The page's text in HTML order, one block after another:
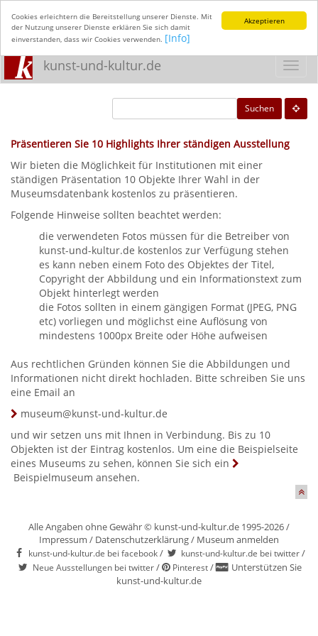
Akzeptieren
Cookies erleichtern die Bereitstellung unserer Dienste. Mit
der Nutzung unserer Dienste erklären Sie sich damit
einverstanden, dass wir Cookies verwenden. [Info]
kunst-und-kultur.de
Suchen
Präsentieren Sie 10 Highlights Ihrer ständigen Ausstellung
Wir bieten die Möglichkeit für Institutionen mit einer
ständigen Präsentation 10 Objekte Ihrer Wahl in der
Museumsdatenbank kostenlos zu präsentieren.
Folgende Hinweise sollten beachtet werden:
die verwendeten Fotos müssen für die Betreiber von
kunst-und-kultur.de kostenlos zur Verfügung stehen
es kann neben einem Foto des Objektes der Titel,
Copyright der Abbildung und ein Informationstext zum
Objekt hinterlegt werden
die Fotos sollten in einem gängigen Format (JPEG, PNG
etc) vorliegen und möglichst eine Auflösung von
mindestens 1000px Breite oder Höhe aufweisen
Aus rechtlichen Gründen können Sie die Abbildungen und
Informationen nicht direkt hochladen. Bitte schreiben Sie uns
eine Email an
museum@kunst-und-kultur.de
und wir setzen uns mit Ihnen in Verbindung. Bis zu 10
Objekten ist der Eintrag kostenlos. Um eine die Beispielseite
eines Museums zu sehen, können Sie sich ein
Beispielmuseum ansehen.
Alle Angaben ohne Gewähr © kunst-und-kultur.de 1995-2026 /
Impressum / Datenschutzerklärung/ Museum anmelden
kunst-und-kultur.de bei facebook/ kunst-und-kultur.de bei twitter/
Neue Ausstellungen bei twitter/ Pinterest/
Unterstützen Sie
kunst-und-kultur.de